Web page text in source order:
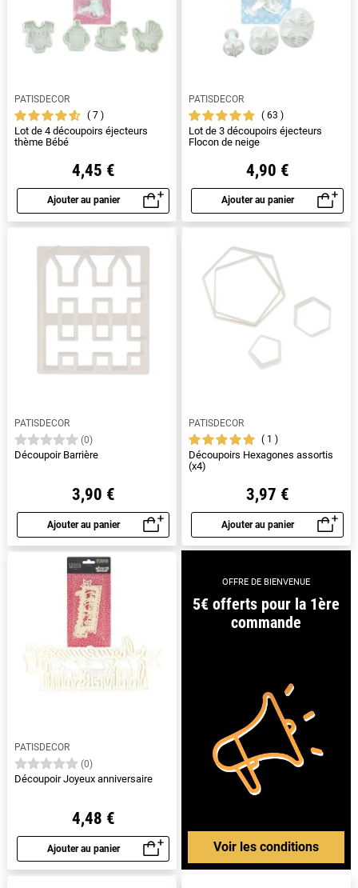
PATISDECOR
7
Lot de 4 découpoirs éjecteurs
thème Bébé
4,45 €
Ajouter au panier
Aperçu rapide
PATISDECOR
63
Lot de 3 découpoirs éjecteurs
Flocon de neige
4,90 €
Ajouter au panier
Aperçu rapide
PATISDECOR
(0)
Découpoir Barrière
3,90 €
Ajouter au panier
Aperçu rapide
PATISDECOR
1
Découpoirs Hexagones assortis
(x4)
3,97 €
Ajouter au panier
Aperçu rapide
PATISDECOR
(0)
Découpoir Joyeux anniversaire
4,48 €
Ajouter au panier
Aperçu rapide
OFFRE DE BIENVENUE
5€ offerts pour la 1ère
commande
Voir les conditions